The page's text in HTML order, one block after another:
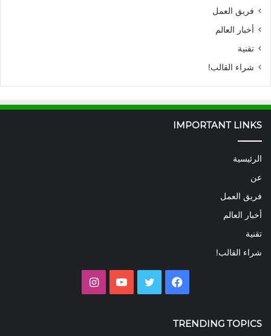
فريق العمل
أخبار العالم
تقنية
شراء القالب!
IMPORTANT LINKS
الرئيسية
عن
فريق العمل
أخبار العالم
تقنية
شراء القالب!
فيسبوك تويتر يوتيوب
TRENDING TOPICS